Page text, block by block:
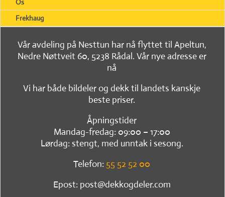
Frekhaug
Vår avdeling på Nesttun har nå flyttet til Apeltun,
Nedre Nøttveit 60, 5238 Rådal. Vår nye adresse er
nå
Vi har både bildeler og dekk til landets kanskje
beste priser.
Åpningstider
Mandag-fredag: 09:00 – 17:00
Lørdag: stengt, med unntak i sesong.
Telefon: 55 52 52 00
Epost: post@dekkogdeler.com